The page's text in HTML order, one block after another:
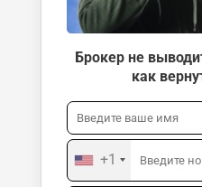
Брокер не
как
+1